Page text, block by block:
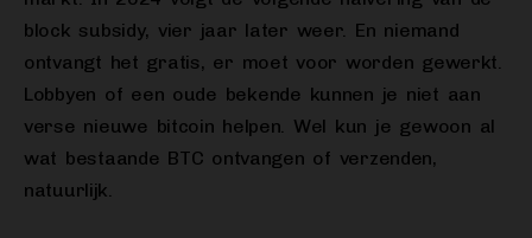
block subsidy, vier jaar later weer. En niemand
ontvangt het gratis, er moet voor worden gewerkt.
Lobbyen of een oude bekende kunnen je niet aan
verse nieuwe bitcoin helpen. Wel kun je gewoon al
wat bestaande BTC ontvangen of verzenden,
natuurlijk.